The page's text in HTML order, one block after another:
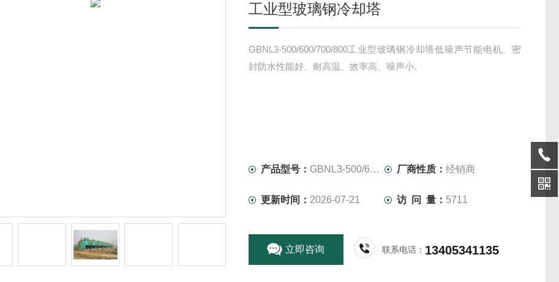
工业型玻璃钢冷却塔
GBNL3-500/600/700/800工业型玻璃钢冷却塔低噪声节能电机、密
封防水性能好、耐高温、效率高、噪声小。
产品型号： GBNL3-500/600/700/800 厂商性质：经销商
更新时间： 2026-07-21 访 问 量： 5711
立即咨询 联系电话： 13405341135